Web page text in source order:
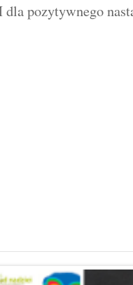
pozytywnego